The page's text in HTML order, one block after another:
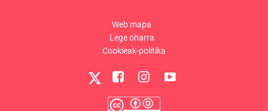
Web mapa
Lege oharra
Cookieak-politika